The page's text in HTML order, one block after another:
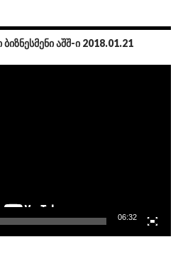
ᲐᲨᲨ-Ი 2018.01.21
06:32